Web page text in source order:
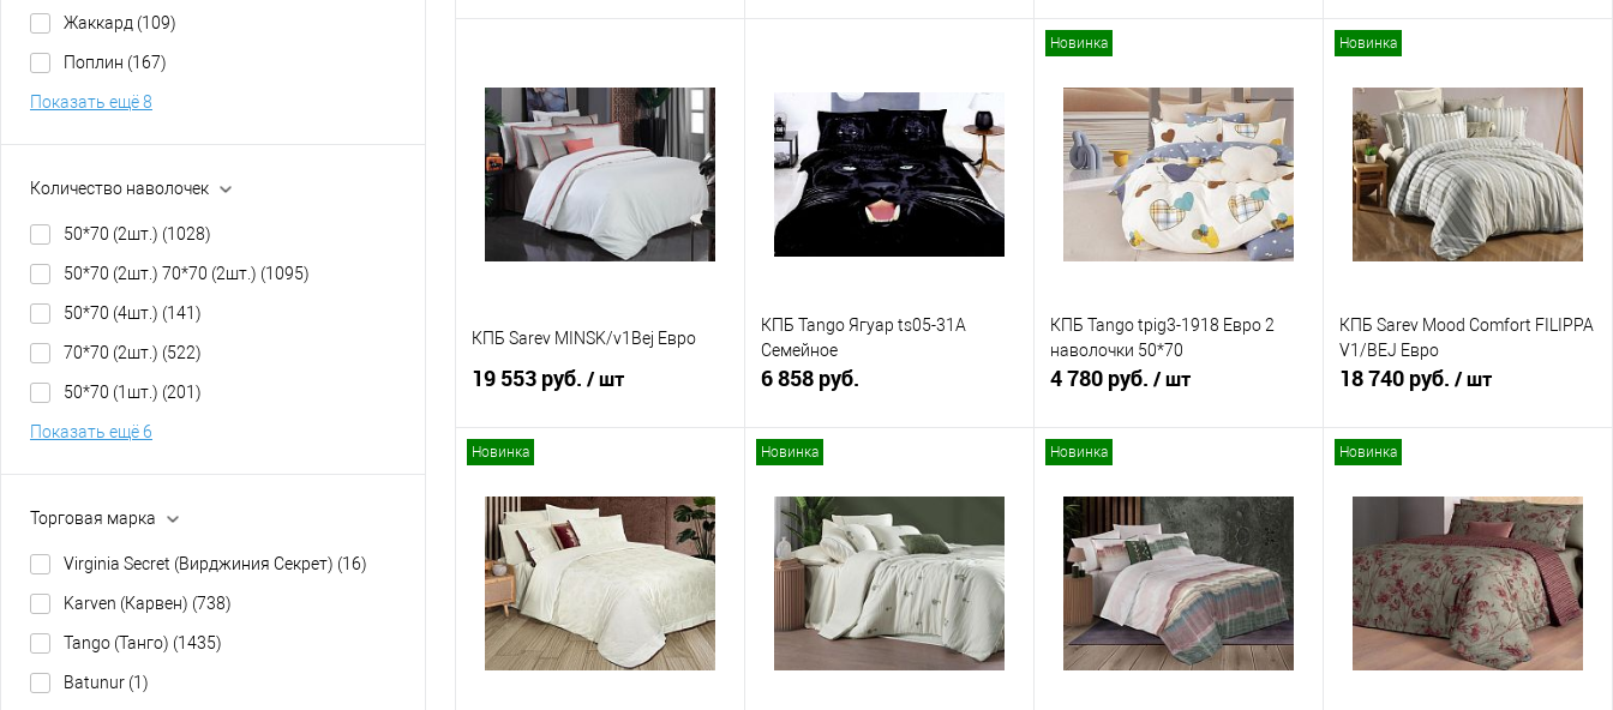
Жаккард (109)
Поплин (167)
Показать ещё 8
Количество наволочек
50*70 (2шт.) (1028)
50*70 (2шт.) 70*70 (2шт.) (1095)
50*70 (4шт.) (141)
70*70 (2шт.) (522)
50*70 (1шт.) (201)
Показать ещё 6
Торговая марка
Virginia Secret (Вирджиния Секрет) (16)
Karven (Карвен) (738)
Tango (Танго) (1435)
Batunur (1)
Купить в 1 клик
Сравнение
В избранное
В наличии
Купить в 1 клик
Сравнение
В избранное
В наличии
Купить в 1 клик
Сравнение
В избранное
В наличии
Купить в 1 клик
Сравнение
В избранное
В наличии
КПБ Sarev MINSK/v1Bej Евро
19 553 руб. / шт
Купить в 1 клик
Сравнение
В избранное
В наличии
КПБ Tango Ягуар ts05-31A
Семейное
6 858 руб.
Купить в 1 клик
Сравнение
В избранное
В наличии
Новинка
КПБ Tango tpig3-1918 Евро 2
наволочки 50*70
4 780 руб. / шт
Купить в 1 клик
Сравнение
В избранное
В наличии
Новинка
КПБ Sarev Mood Comfort FILIPPA
V1/BEJ Евро
18 740 руб. / шт
Купить в 1 клик
Сравнение
В избранное
В наличии
Новинка Новинка Новинка Новинка